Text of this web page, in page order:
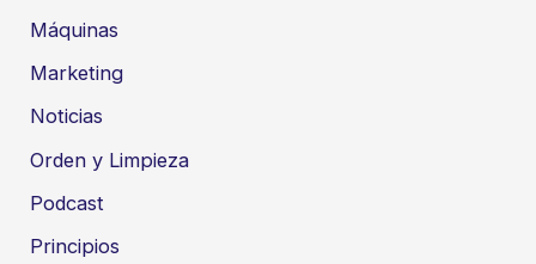
Máquinas
Marketing
Noticias
Orden y Limpieza
Podcast
Principios